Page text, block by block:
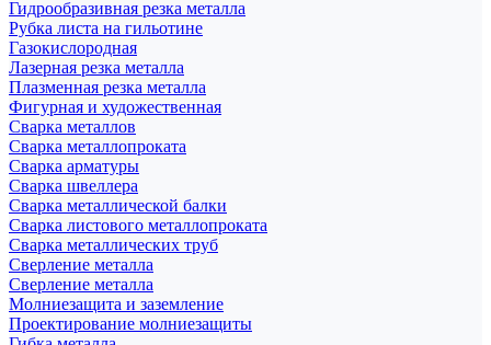
Гидрообразивная резка металла
Рубка листа на гильотине
Газокислородная
Лазерная резка металла
Плазменная резка металла
Фигурная и художественная
Сварка металлов
Сварка металлопроката
Сварка арматуры
Сварка швеллера
Сварка металлической балки
Сварка листового металлопроката
Сварка металлических труб
Сверление металла
Сверление металла
Молниезащита и заземление
Проектирование молниезащиты